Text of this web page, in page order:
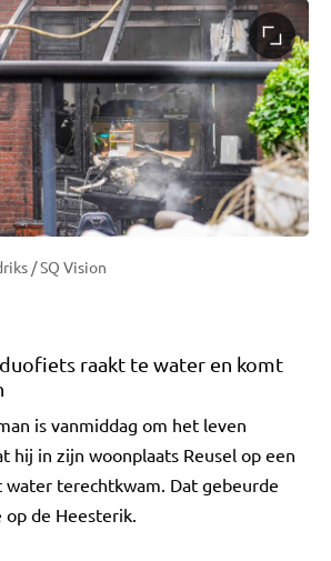
/ SQ Vision
raakt te water en komt
is vanmiddag om het leven
hij in zijn woonplaats Reusel op een
terechtkwam. Dat gebeurde
de Heesterik.